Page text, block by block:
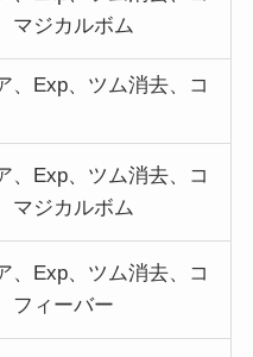
マジカルボム
、Exp、ツム消去、コ
、Exp、ツム消去、コ
マジカルボム
、Exp、ツム消去、コ
フィーバー